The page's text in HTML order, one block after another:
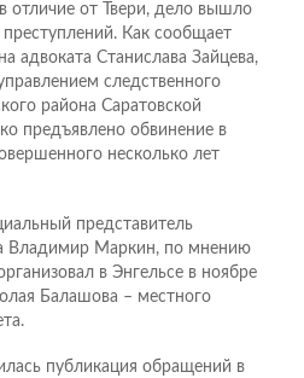
отличие от Твери, дело вышло
Как сообщает
адвоката Станислава Зайцева,
следственного
района Саратовской
предъявлено обвинение в
несколько лет
представитель
Владимир Маркин, по мнению
в Энгельсе в ноябре
Балашова – местного
публикация обращений в